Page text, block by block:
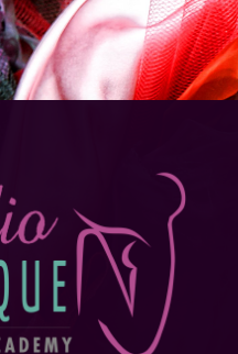
Entrar a